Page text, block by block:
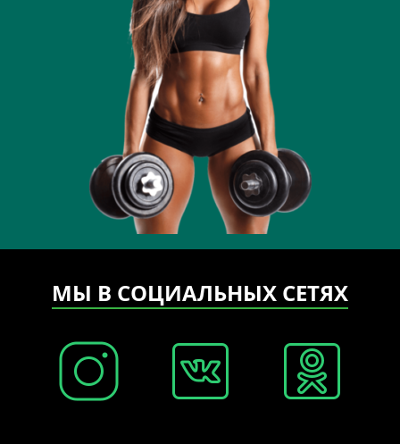
МЫ В СОЦИАЛЬНЫХ СЕТЯХ